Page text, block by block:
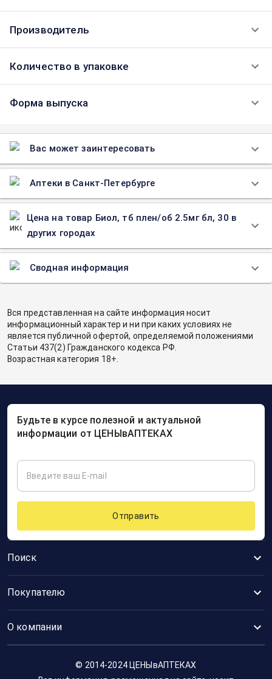
Производитель
Количество в упаковке
Форма выпуска
Вас может заинтересовать
Аптеки в Санкт-Петербурге
Цена на товар Биол, тб плен/об 2.5мг бл, 30 в
других городах
Сводная информация
Вся представленная на сайте информация носит
информационный характер и ни при каких условиях не
является публичной офертой, определяемой положениями
Статьи 437(2) Гражданского кодекса РФ.
Возрастная категория 18+.
Поиск
Покупателю
О компании
Будьте в курсе полезной и актуальной
информации от ЦЕНЫвАПТЕКАХ
Отправить
© 2014-2024 ЦЕНЫвАПТЕКАХ